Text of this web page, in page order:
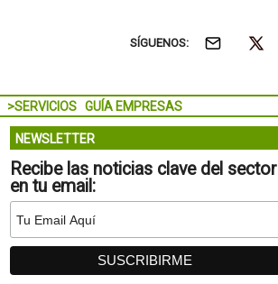
SÍGUENOS:
>SERVICIOS GUÍA EMPRESAS
NEWSLETTER
Recibe las noticias clave del sector
en tu email: